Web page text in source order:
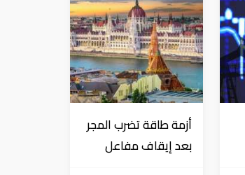
أزمة طاقة تضرب المجر
بعد إيقاف مفاعل